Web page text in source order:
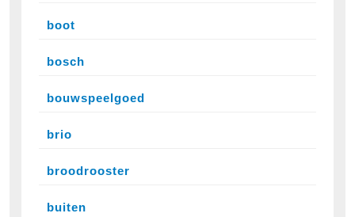
boot
bosch
bouwspeelgoed
brio
broodrooster
buiten